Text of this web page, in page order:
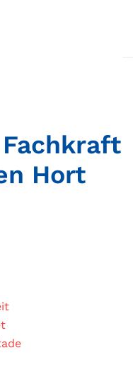
Hort